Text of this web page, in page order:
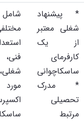
* پیشنهاد
شغلی معتبر
از یک
کارفرمای
ساسکاچوانی
* مدرک
تحصیلی
مرتبط
فنی،